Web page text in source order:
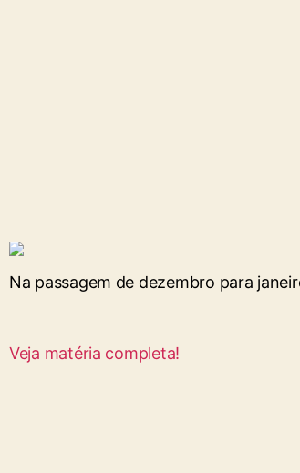
Na passagem de dezembro para
Veja matéria completa!